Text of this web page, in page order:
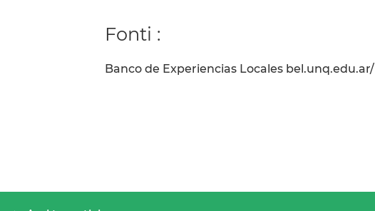
Fonti :
Banco de Experiencias Locales bel.unq.edu.ar/